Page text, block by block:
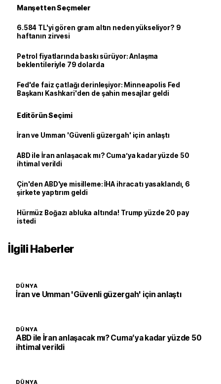
Manşetten Seçmeler
6.584 TL'yi gören gram altın neden yükseliyor? 9
haftanın zirvesi
Petrol fiyatlarında baskı sürüyor: Anlaşma
beklentileriyle 79 dolarda
Fed'de faiz çatlağı derinleşiyor: Minneapolis Fed
Başkanı Kashkari'den de şahin mesajlar geldi
Editörün Seçimi
İran ve Umman 'Güvenli güzergah' için anlaştı
ABD ile İran anlaşacak mı? Cuma’ya kadar yüzde 50
ihtimal verildi
Çin'den ABD'ye misilleme: İHA ihracatı yasaklandı, 6
şirkete yaptırım geldi
Hürmüz Boğazı abluka altında! Trump yüzde 20 pay
istedi
İlgili Haberler
DÜNYA
İran ve Umman 'Güvenli güzergah' için anlaştı
DÜNYA
ABD ile İran anlaşacak mı? Cuma’ya kadar yüzde 50
ihtimal verildi
DÜNYA